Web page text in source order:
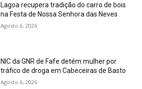
Lagoa recupera tradição do carro de bois
na Festa de Nossa Senhora das Neves
Agosto 6, 2026
NIC da GNR de Fafe detém mulher por
tráfico de droga em Cabeceiras de Basto
Agosto 6, 2026